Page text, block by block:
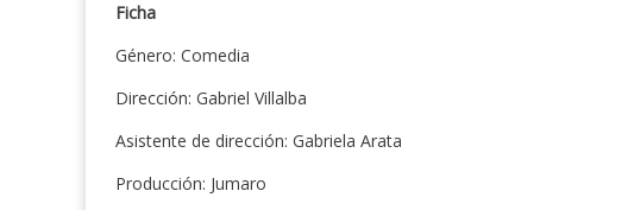
Ficha
Género: Comedia
Dirección: Gabriel Villalba
Asistente de dirección: Gabriela Arata
Producción: Jumaro